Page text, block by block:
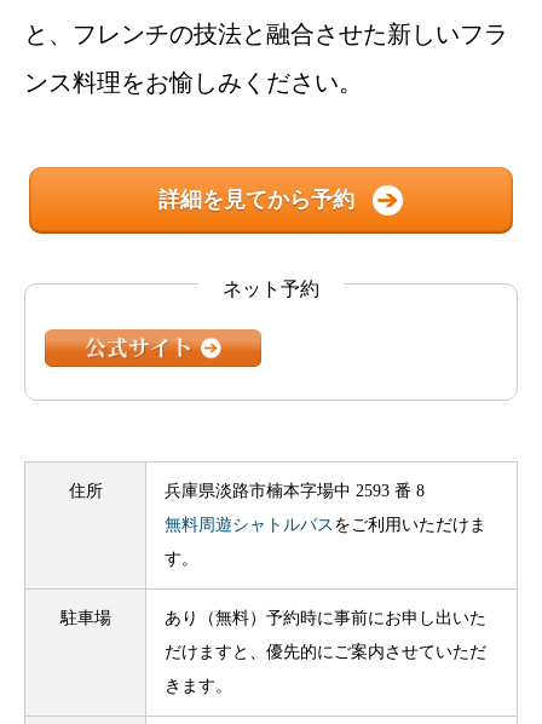
と、フレンチの技法と融合させた新しいフラ
ンス料理をお愉しみください。
詳細を見てから予約
ネット予約
住所
兵庫県淡路市楠本字場中 2593 番 8
無料周遊シャトルバス をご利用いただけま
す。
駐車場
あり（無料）予約時に事前にお申し出いた
だけますと、優先的にご案内させていただ
きます。